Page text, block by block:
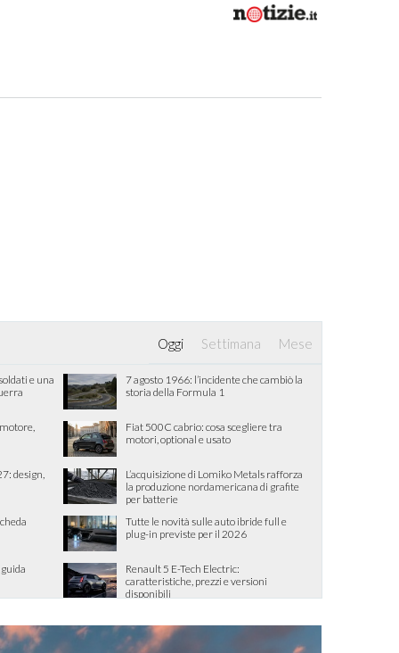
Oggi Settimana Mese
e una
7 agosto 1966: l’incidente che cambiò la
storia della Formula 1
Fiat 500C cabrio: cosa scegliere tra
motori, optional e usato
design,
L’acquisizione di Lomiko Metals rafforza
la produzione nordamericana di grafite
per batterie
Tutte le novità sulle auto ibride full e
plug-in previste per il 2026
Renault 5 E-Tech Electric:
caratteristiche, prezzi e versioni
disponibili